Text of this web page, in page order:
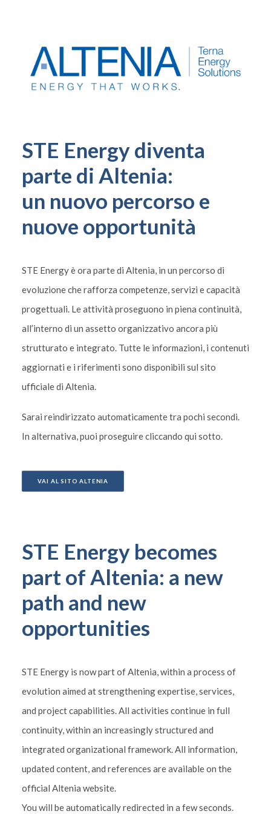
STE Energy diventa
parte di Altenia:
un nuovo percorso e
nuove opportunità
STE Energy è ora parte di Altenia, in un percorso di
evoluzione che rafforza competenze, servizi e capacità
progettuali. Le attività proseguono in piena continuità,
all’interno di un assetto organizzativo ancora più
strutturato e integrato. Tutte le informazioni, i contenuti
aggiornati e i riferimenti sono disponibili sul sito
ufficiale di Altenia.
Sarai reindirizzato automaticamente tra pochi secondi.
In alternativa, puoi proseguire cliccando qui sotto.
VAI AL SITO ALTENIA
STE Energy becomes
part of Altenia: a new
path and new
opportunities
STE Energy is now part of Altenia, within a process of
evolution aimed at strengthening expertise, services,
and project capabilities. All activities continue in full
continuity, within an increasingly structured and
integrated organizational framework. All information,
updated content, and references are available on the
official Altenia website.
You will be automatically redirected in a few seconds.